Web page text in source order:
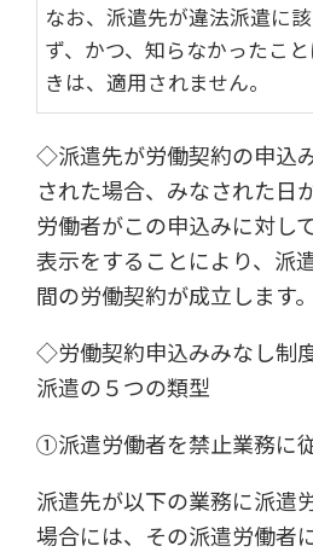
なお、派遣先が違法派遣に
ず、かつ、知らなかったこ
きは、適用されません。
◇派遣先が労働契約の申込
された場合、みなされた日
労働者がこの申込みに対し
表示をすることにより、派
間の労働契約が成立します。
◇労働契約申込みみなし制
派遣の５つの類型
①派遣労働者を禁止業務に
派遣先が以下の業務に派遣
場合には、その派遣労働者